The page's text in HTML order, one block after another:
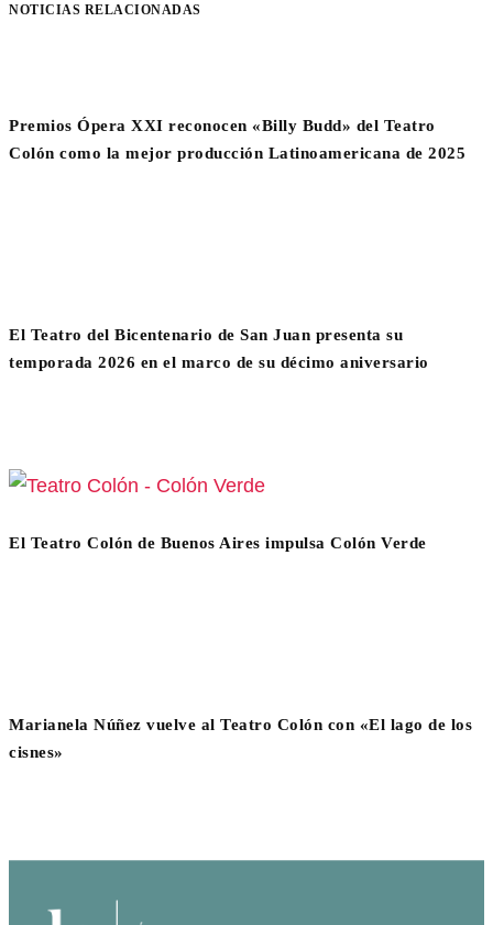
NOTICIAS RELACIONADAS
Premios Ópera XXI reconocen «Billy Budd» del Teatro
Colón como la mejor producción Latinoamericana de 2025
El Teatro del Bicentenario de San Juan presenta su
temporada 2026 en el marco de su décimo aniversario
El Teatro Colón de Buenos Aires impulsa Colón Verde
Marianela Núñez vuelve al Teatro Colón con «El lago de los
cisnes»